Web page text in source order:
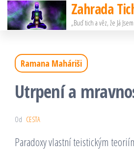
Přeskočit
na
Zahrada
„Buď tich a věz, že Já
Ramana Maháriši
Utrpení a
Od CESTA
Paradoxy vlastní teistickým